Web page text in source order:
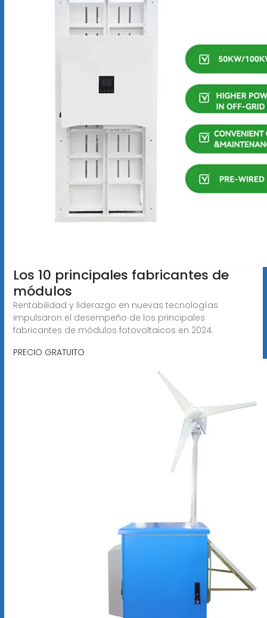
Los 10 principales fabricantes de
módulos
Rentabilidad y liderazgo en nuevas tecnologías
impulsaron el desempeño de los principales
fabricantes de módulos fotovoltaicos en 2024.
PRECIO GRATUITO